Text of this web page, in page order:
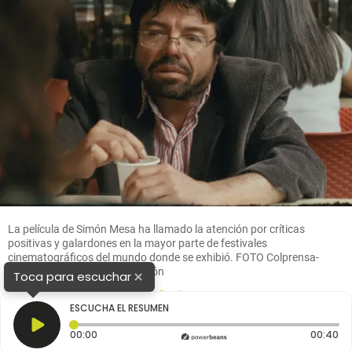
La película de Simón Mesa ha llamado la atención por críticas
positivas y galardones en la mayor parte de festivales
cinematográficos del mundo donde se exhibió. FOTO Colprensa-
Ocúltimo y Medio de Contención
Toca para escuchar×
ESCUCHA EL RESUMEN
00:00 Tiempo transcurrido: 0 segundos 00:40